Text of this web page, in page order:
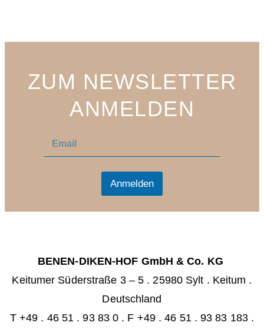
ZUM NEWSLETTER
ANMELDEN
a
Anmelden
BENEN-DIKEN-HOF GmbH & Co. KG
Keitumer Süderstraße 3 – 5 . 25980 Sylt . Keitum .
Deutschland
T +49 . 46 51 . 93 83 0 . F +49 . 46 51 . 93 83 183 .